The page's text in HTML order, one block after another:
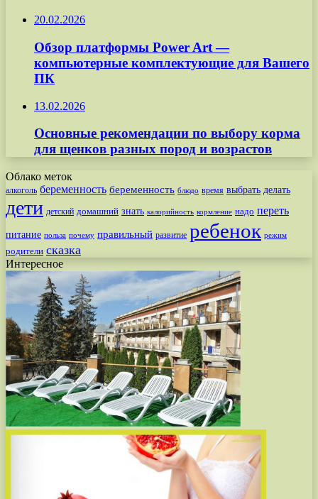
20.02.2026
Обзор платформы Power Art —
компьютерные комплектующие для Вашего
ПК
13.02.2026
Основные рекомендации по выбору корма
для щенков разных пород и возрастов
Облако меток
алкоголь беременность беременность блюдо время выбрать делать
дети детский домашний знать калорийность кормление надо переть
питание польза почему правильный развитие ребенок режим
родители сказка
Интересное